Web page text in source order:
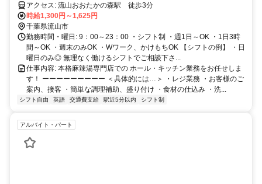
アクセス: 流山おおたかの森駅 徒歩3分
時給1,300円～1,625円
千葉県流山市
勤務時間・曜日: 9：00～23：00 ・シフト制 ・週1日～OK ・1日3時
間～OK ・週末のみOK ・Wワーク、かけもちOK 【シフトの例】 ・日
曜日のみ◎ 無理なく働けるシフトでご相談下さ...
仕事内容: 本格麻辣湯専門店での ホール・キッチン業務をお任せしま
す！ ーーーーーーーーー ＜具体的には…＞ ・レジ業務 ・お客様のご
案内、接客 ・簡単な調理補助、盛り付け ・食材の仕込み ・洗...
シフト自由 英語 交通費支給 駅近5分以内 シフト制
アルバイト・パート